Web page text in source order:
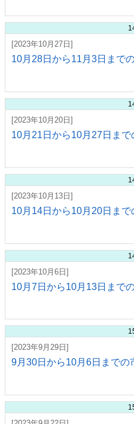
[2023年10月27日]
10月28日から11月3日まで
[2023年10月20日]
10月21日から10月27日まで
[2023年10月13日]
10月14日から10月20日まで
[2023年10月6日]
10月7日から10月13日まで
[2023年9月29日]
9月30日から10月6日までの